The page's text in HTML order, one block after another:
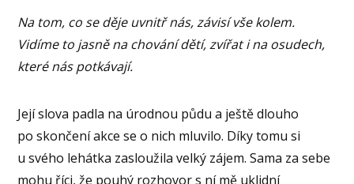
Na tom, co se děje uvnitř nás, závisí vše kolem.
Vidíme to jasně na chování dětí, zvířat i na osudech,
které nás potkávají.
Její slova padla na úrodnou půdu a ještě dlouho
po skončení akce se o nich mluvilo. Díky tomu si
u svého lehátka zasloužila velký zájem. Sama za sebe
mohu říci, že pouhý rozhovor s ní mě uklidní